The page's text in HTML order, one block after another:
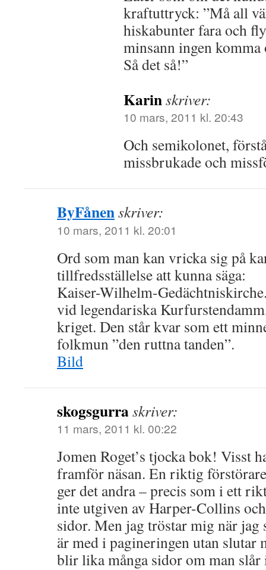
kraftuttryck: ”Må all
hiskabunter fara och
minsann ingen
Så det så!”
Karinskriver:
10 mars, 2011 kl. 20:43
Och semikolonet,
missbrukade och
ByFånenskriver:
10 mars, 2011 kl. 20:01
Ord som man kan vricka sig på
tillfredsställelse att kunna säga:
Kaiser-Wilhelm-
vid legendariska
kriget. Den står kvar som ett
folkmun ”den ruttna tanden”.
Bild
skogsgurraskriver:
11 mars, 2011 kl. 00:22
Jomen Roget’s tjocka bok! Visst
framför näsan. En riktig
ger det andra – precis som i ett
inte utgiven av Harper-Collins
sidor. Men jag tröstar mig när jag
är med i pagineringen utan slutar
blir lika många sidor om man